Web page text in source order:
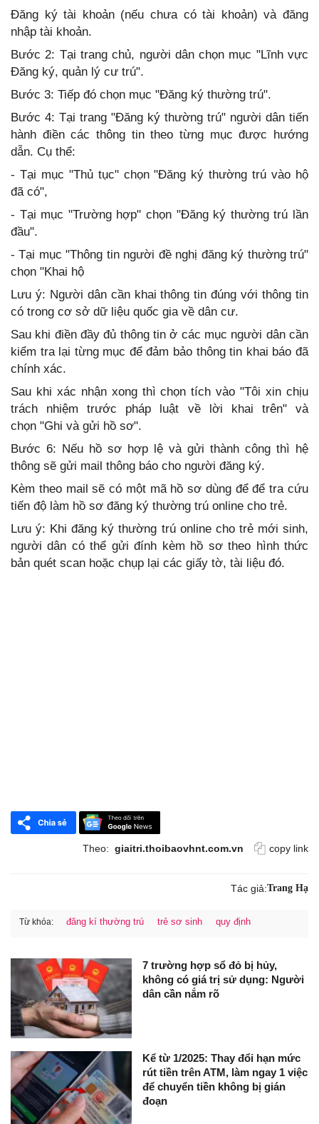
Đăng ký tài khoản (nếu chưa có tài khoản) và đăng
nhập tài khoản.
Bước 2: Tại trang chủ, người dân chọn mục "Lĩnh vực
Đăng ký, quản lý cư trú".
Bước 3: Tiếp đó chọn mục "Đăng ký thường trú".
Bước 4: Tại trang "Đăng ký thường trú" người dân tiến
hành điền các thông tin theo từng mục được hướng
dẫn. Cụ thể:
- Tại mục "Thủ tục" chọn "Đăng ký thường trú vào hộ
đã có",
- Tại mục "Trường hợp" chọn "Đăng ký thường trú lần
đầu".
- Tại mục "Thông tin người đề nghị đăng ký thường trú"
chọn "Khai hộ
Lưu ý: Người dân cần khai thông tin đúng với thông tin
có trong cơ sở dữ liệu quốc gia về dân cư.
Sau khi điền đầy đủ thông tin ở các mục người dân cần
kiểm tra lại từng mục để đảm bảo thông tin khai báo đã
chính xác.
Sau khi xác nhận xong thì chọn tích vào "Tôi xin chịu
trách nhiệm trước pháp luật về lời khai trên" và
chọn "Ghi và gửi hồ sơ".
Bước 6: Nếu hồ sơ hợp lệ và gửi thành công thì hệ
thông sẽ gửi mail thông báo cho người đăng ký.
Kèm theo mail sẽ có một mã hồ sơ dùng để để tra cứu
tiến độ làm hồ sơ đăng ký thường trú online cho trẻ.
Lưu ý: Khi đăng ký thường trú online cho trẻ mới sinh,
người dân có thể gửi đính kèm hồ sơ theo hình thức
bản quét scan hoặc chụp lại các giấy tờ, tài liệu đó.
Theo: giaitri.thoibaovhnt.com.vn copy link
Tác giả:Trang Hạ
Từ khóa: đăng kí thường trú trẻ sơ sinh quy định
7 trường hợp sổ đỏ bị hủy,
không có giá trị sử dụng: Người
dân cần nắm rõ
Kể từ 1/2025: Thay đổi hạn mức
rút tiền trên ATM, làm ngay 1 việc
để chuyển tiền không bị gián
đoạn